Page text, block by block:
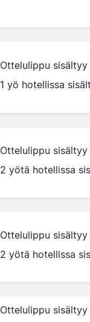
Ottelulippu sisältyy
1 yö hotellissa
Ottelulippu sisältyy
2 yötä hotellissa
Ottelulippu sisältyy
2 yötä hotellissa
Ottelulippu sisältyy